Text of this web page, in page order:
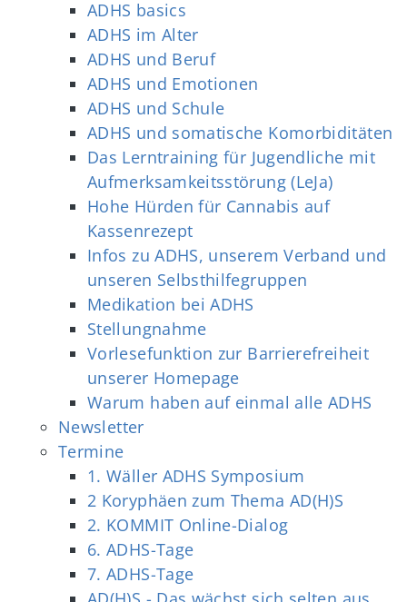
ADHS basics
ADHS im Alter
ADHS und Beruf
ADHS und Emotionen
ADHS und Schule
ADHS und somatische Komorbiditäten
Das Lerntraining für Jugendliche mit
Aufmerksamkeitsstörung (LeJa)
Hohe Hürden für Cannabis auf
Kassenrezept
Infos zu ADHS, unserem Verband und
unseren Selbsthilfegruppen
Medikation bei ADHS
Stellungnahme
Vorlesefunktion zur Barrierefreiheit
unserer Homepage
Warum haben auf einmal alle ADHS
Newsletter
Termine
1. Wäller ADHS Symposium
2 Koryphäen zum Thema AD(H)S
2. KOMMIT Online-Dialog
6. ADHS-Tage
7. ADHS-Tage